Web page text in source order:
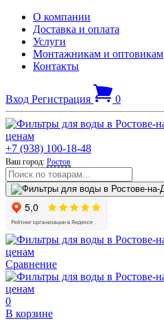
О компании
Доставка и оплата
Услуги
Монтажникам и оптовикам
Контакты
Вход Регистрация 0
+7 (938) 100-18-48
Ваш город: Ростов
Сравнение
0
В корзине